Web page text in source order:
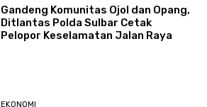
Gandeng Komunitas Ojol dan Opang,
Ditlantas Polda Sulbar Cetak
Pelopor Keselamatan Jalan Raya
EKONOMI